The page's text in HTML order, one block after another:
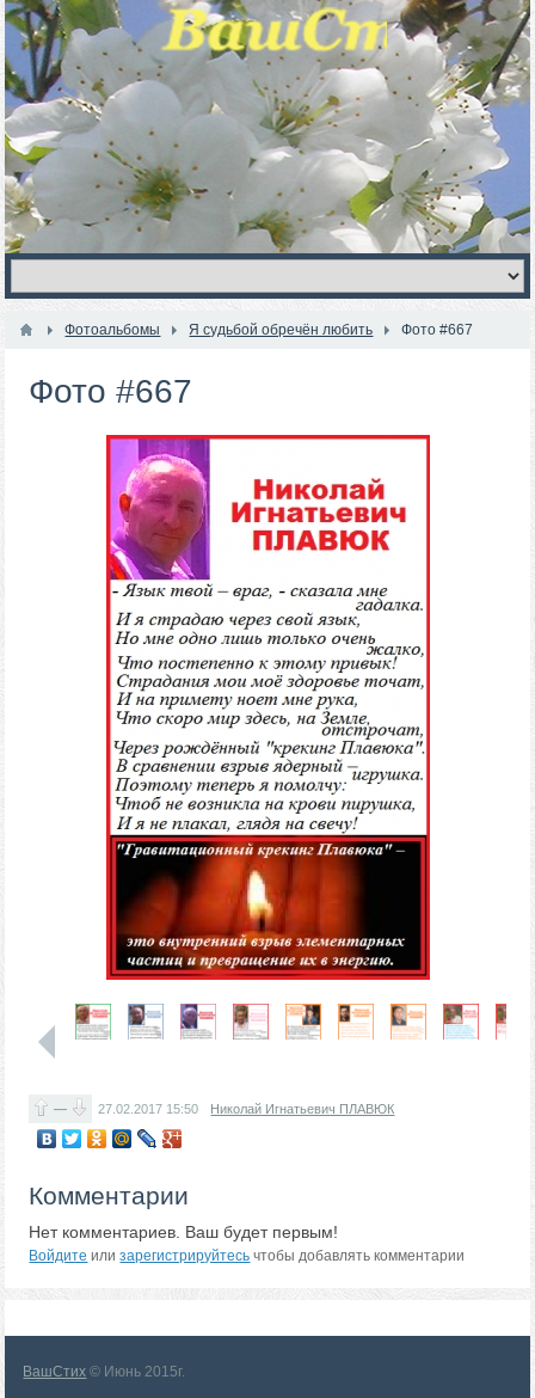
Фотоальбомы Я судьбой обречён любить Фото #667
Фото #667
— 27.02.2017 15:50 Николай Игнатьевич ПЛАВЮК
Комментарии
Нет комментариев. Ваш будет первым!
Войдите илизарегистрируйтесь чтобы добавлять комментарии
ВашСтих © Июнь 2015г.